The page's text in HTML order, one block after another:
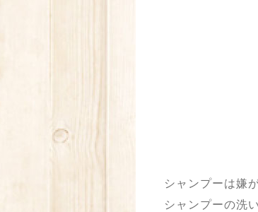
シャンプーは嫌
シャンプーの洗